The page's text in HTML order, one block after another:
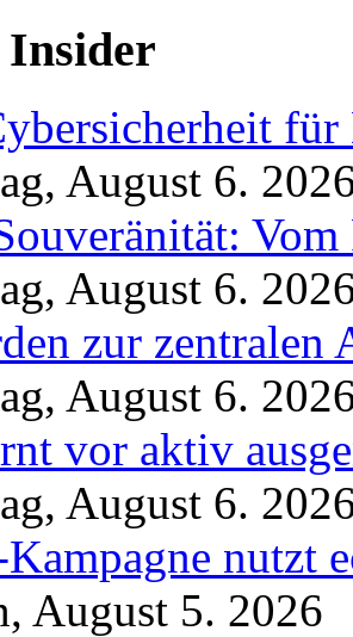
Insider
für
August 6.
August 6.
zur
August 6.
vor aktiv
August 6.
nutzt
August 5. 2026